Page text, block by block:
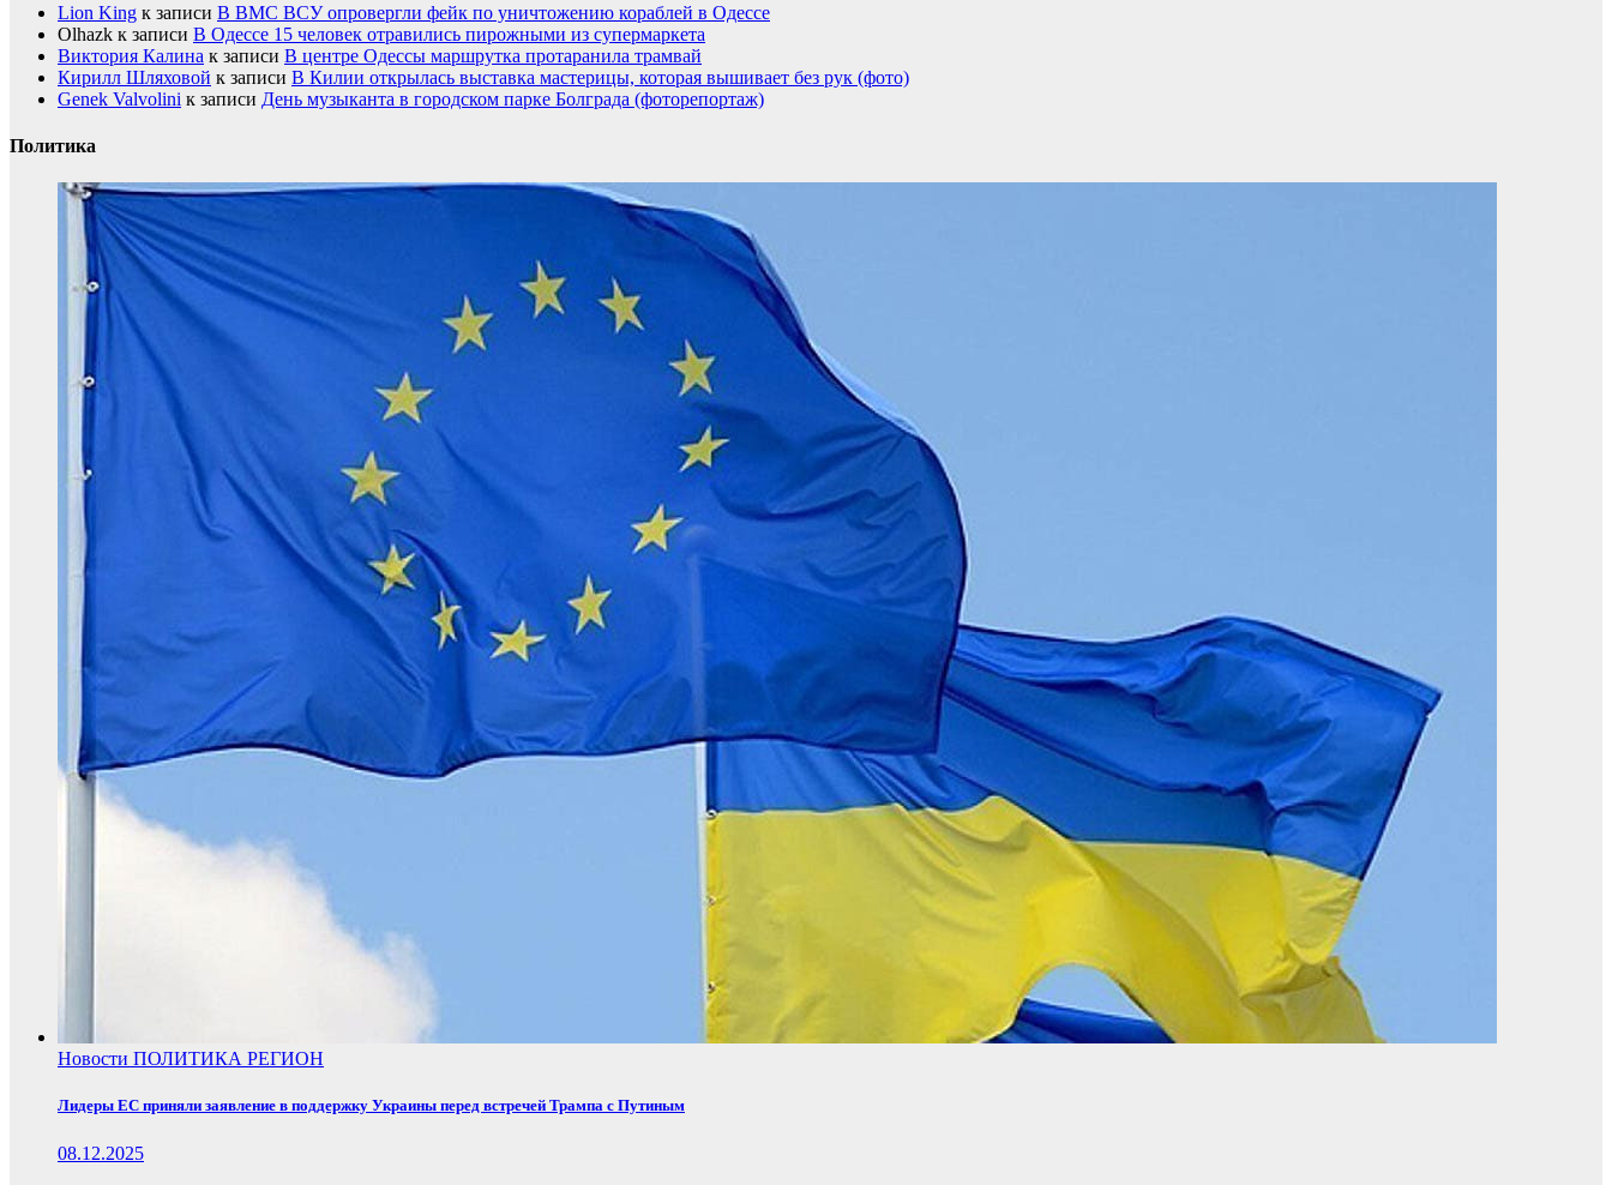
Lion King к записи В ВМС ВСУ опровергли фейк по уничтожению кораблей в Одессе
Olhazk к записи В Одессе 15 человек отравились пирожными из супермаркета
Виктория Калина к записи В центре Одессы маршрутка протаранила трамвай
Кирилл Шляховой к записи В Килии открылась выставка мастерицы, которая вышивает без рук (фото)
Genek Valvolini к записи День музыканта в городском парке Болграда (фоторепортаж)
Политика
Новости ПОЛИТИКА РЕГИОН
Лидеры ЕС приняли заявление в поддержку Украины перед встречей Трампа с Путиным
08.12.2025